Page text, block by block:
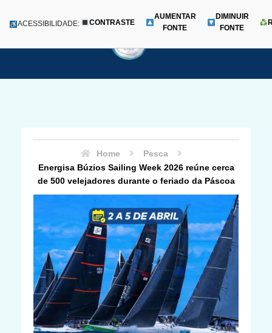
para
Menu
ACESSIBILIDADE: CONTRASTE
AUMENTAR
FONTE
DIMINUIR
FONTE
Home
Pesca
Energisa Búzios Sailing Week 2026 reúne cerca
de 500 velejadores durante o feriado da Páscoa